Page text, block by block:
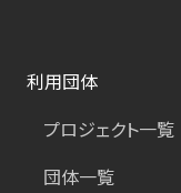
利用団体
プロジェクト一覧
団体一覧